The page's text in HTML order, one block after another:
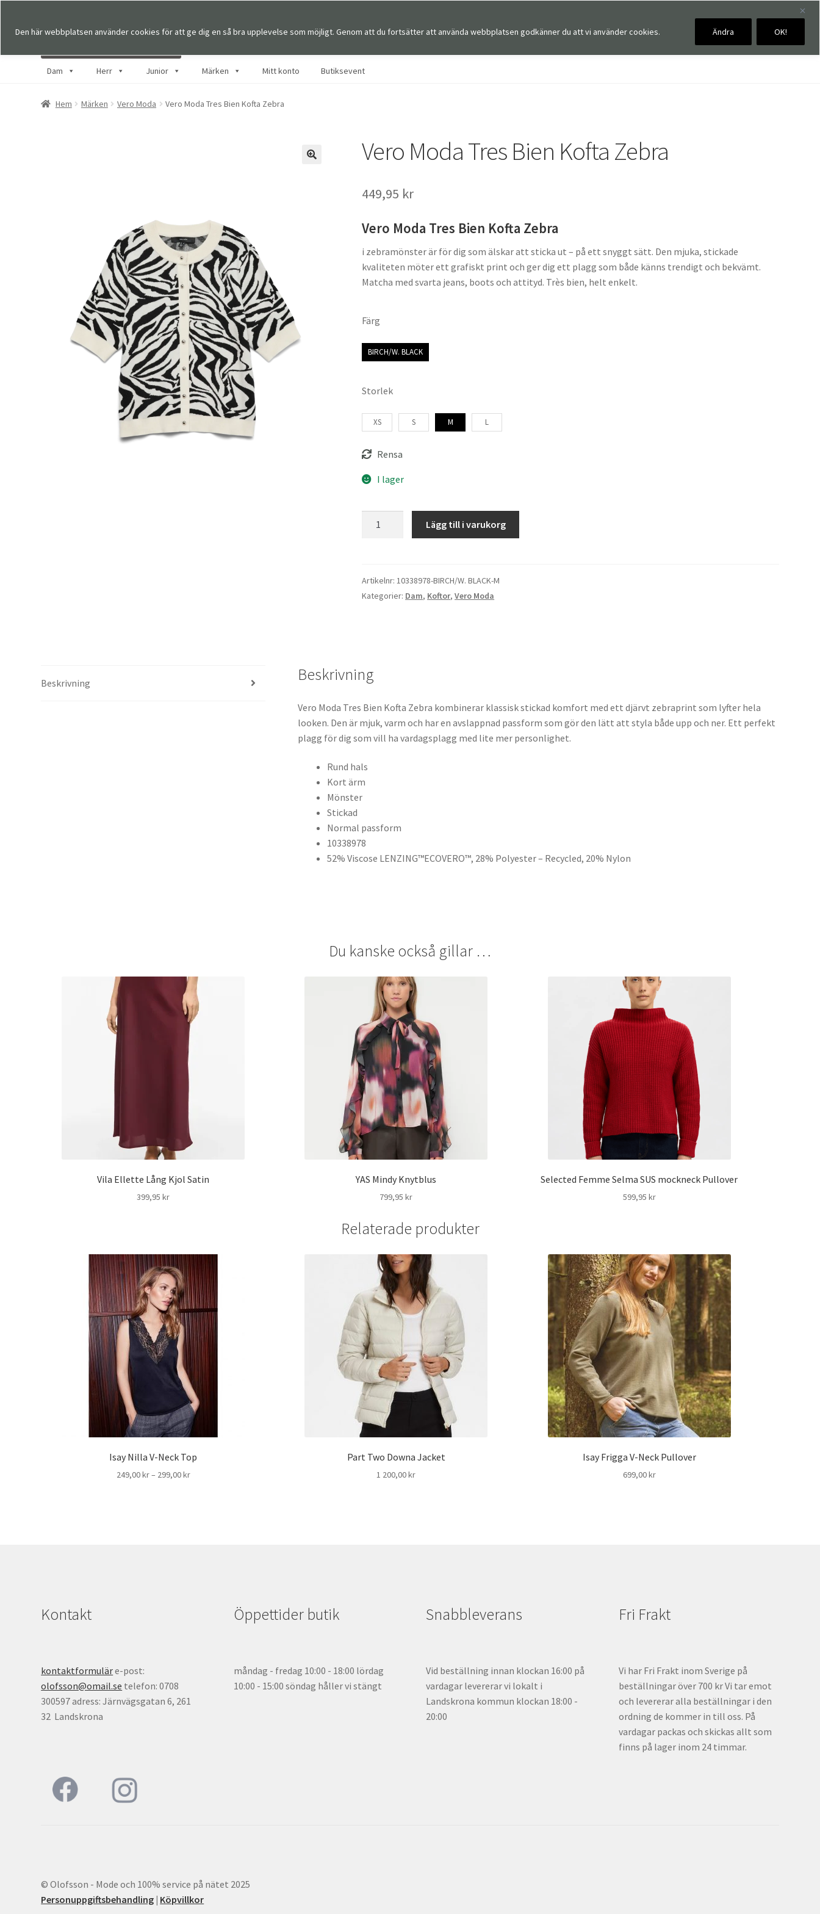
Den här webbplatsen använder cookies för att ge dig en så bra upplevelse som möjligt. Genom att du fortsätter att använda webbplatsen godkänner du att vi använder cookies. Ändra OK!
Sök
Sök 0,00kr 0 artiklar
Dam Herr Junior Märken Mitt konto Butiksevent
Hem Märken Vero Moda Vero Moda Tres Bien Kofta Zebra
Vero Moda Tres Bien Kofta Zebra
449,95 kr
Vero Moda Tres Bien Kofta Zebra
i zebramönster är för dig som älskar att sticka ut – på ett snyggt sätt. Den mjuka, stickade
kvaliteten möter ett grafiskt print och ger dig ett plagg som både känns trendigt och bekvämt.
Matcha med svarta jeans, boots och attityd. Très bien, helt enkelt.
Färg
BIRCH/W. BLACK
Storlek
XS S M L
Rensa
I lager
Kofta
Zebra
Lägg till i varukorg
Artikelnr: 10338978-BIRCH/W. BLACK-M
Kategorier: Dam, Koftor,Vero Moda
Beskrivning Beskrivning
Vero Moda Tres Bien Kofta Zebra kombinerar klassisk stickad komfort med ett djärvt zebraprint som lyfter hela
looken. Den är mjuk, varm och har en avslappnad passform som gör den lätt att styla både upp och ner. Ett perfekt
plagg för dig som vill ha vardagsplagg med lite mer personlighet.
Rund hals
Kort ärm
Mönster
Stickad
Normal passform
10338978
52% Viscose LENZING™ECOVERO™, 28% Polyester – Recycled, 20% Nylon
Du kanske också gillar …
Vila Ellette Lång Kjol Satin
399,95kr
YAS Mindy Knytblus
799,95kr
Selected Femme Selma SUS mockneck Pullover
599,95 kr
Relaterade produkter
Isay Nilla V-Neck Top
249,00kr– 299,00krPrisintervall:
Part Two Downa Jacket
1 200,00kr
Isay Frigga V-Neck Pullover
699,00kr
Kontakt
kontaktformuläre-post:
olofsson@omail.se telefon: 0708
300597 adress: Järnvägsgatan 6, 261
32 Landskrona
Öppettider butik
måndag - fredag 10:00 - 18:00 lördag
10:00 - 15:00 söndag håller vi stängt
Snabbleverans
Vid beställning innan klockan 16:00 på
vardagar levererar vi lokalt i
Landskrona kommun klockan 18:00 -
20:00
Fri Frakt
Vi har Fri Frakt inom Sverige på
beställningar över 700 kr Vi tar emot
och levererar alla beställningar i den
ordning de kommer in till oss. På
vardagar packas och skickas allt som
finns på lager inom 24 timmar.
© Olofsson - Mode och 100% service på nätet 2025
Personuppgiftsbehandling | Köpvillkor